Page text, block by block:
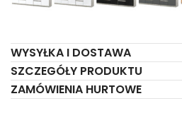
WYSYŁKA I DOSTAWA
SZCZEGÓŁY PRODUKTU
ZAMÓWIENIA HURTOWE